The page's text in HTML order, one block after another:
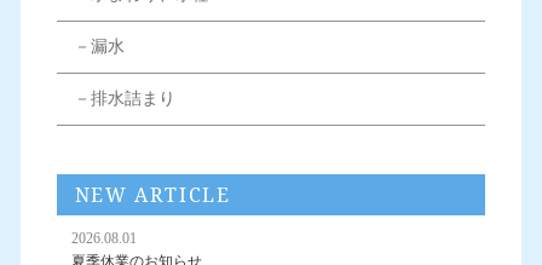
－漏水
－排水詰まり
NEW ARTICLE
2026.08.01
夏季休業のお知らせ